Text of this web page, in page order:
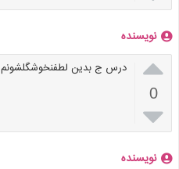
نویسنده

0

درس ج بدین لطفنخوشگلشونم
نویسنده